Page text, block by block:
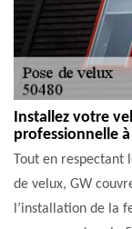
Installez votre
professionnelle
Tout en
de velux, GW
l’installation de la